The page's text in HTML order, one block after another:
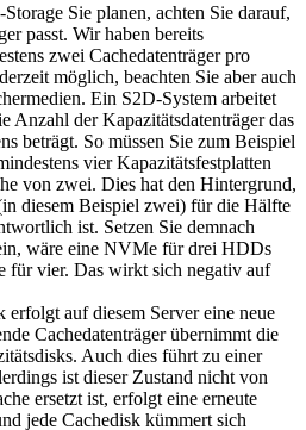
Sie planen, achten Sie darauf,
passt. Wir haben bereits
zwei Cachedatenträger pro
möglich, beachten Sie aber auch
Ein S2D-System arbeitet
Anzahl der Kapazitätsdatenträger das
beträgt. So müssen Sie zum Beispiel
vier Kapazitätsfestplatten
von zwei. Dies hat den Hintergrund,
diesem Beispiel zwei) für die Hälfte
ist. Setzen Sie demnach
wäre eine NVMe für drei HDDs
für vier. Das wirkt sich negativ auf
auf diesem Server eine neue
Cachedatenträger übernimmt die
Auch dies führt zu einer
ist dieser Zustand nicht von
ersetzt ist, erfolgt eine erneute
jede Cachedisk kümmert sich